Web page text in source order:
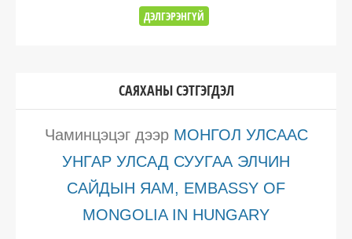
ДЭЛГЭРЭНГҮЙ
САЯХАНЫ СЭТГЭГДЭЛ
Чаминцэцэгдээр МОНГОЛ УЛСААС
УНГАР УЛСАД СУУГАА ЭЛЧИН
САЙДЫН ЯАМ, EMBASSY OF
MONGOLIA IN HUNGARY